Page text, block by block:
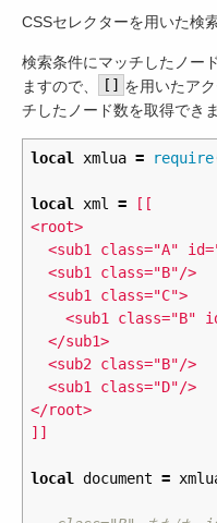
CSSセレクターを用いた検
検索条件にマッチしたノー
ますので、
[] を用いたア
チしたノード数を取得できま
local xmlua = require
local xml =
[[
<root>
<sub1 class="A"
  <sub1 class="B"/>
  <sub1 class="C">
<sub1 class="B"
  </sub1>
  <sub2 class="B"/>
  <sub1 class="D"/>
</root>
]]
local document =